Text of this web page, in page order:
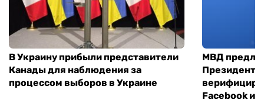
В Украину прибыли представители
Канады для наблюдения за
процессом выборов в Украине
МВД
Facebook и